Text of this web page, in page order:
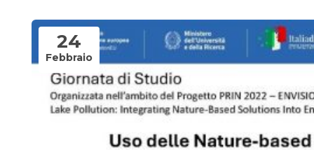
24
Febbraio